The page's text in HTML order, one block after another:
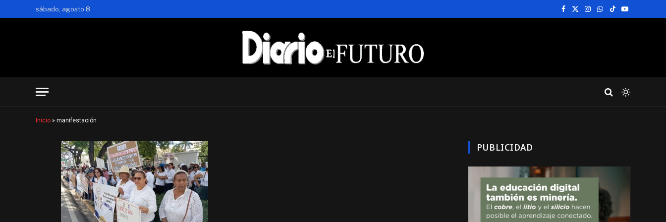
sábado, agosto 8
Facebook
X
Instagram
WhatsApp
TikTokYouTube
Inicio » manifestación
PUBLICIDAD